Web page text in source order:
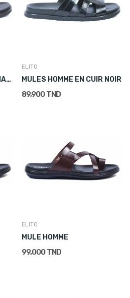
MULES HOMME EN CUIR MARRON
ELITO
MULES HOMME EN CUIR NOIR
89,900 TND
ELITO
MULE HOMME
99,000 TND